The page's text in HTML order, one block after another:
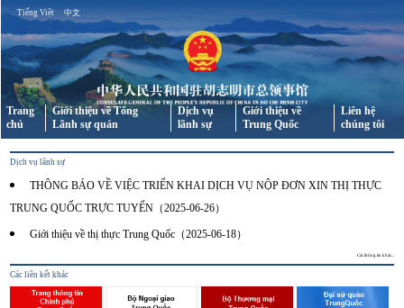
Tiếng Việt 中文
Trang
chủ
Giới thiệu về Tổng
Lãnh sự quán
Dịch vụ
lãnh sự
Giới thiệu về
Trung Quốc
Liên hệ
chúng tôi
Dịch vụ lãnh sự
THÔNG BÁO VỀ VIỆC TRIỂN KHAI DỊCH VỤ NỘP ĐƠN XIN THỊ THỰC
TRUNG QUỐC TRỰC TUYẾN（2025-06-26）
​Giới thiệu về thị thực Trung Quốc（2025-06-18）
Các thông tin khác...
Các liên kết khác